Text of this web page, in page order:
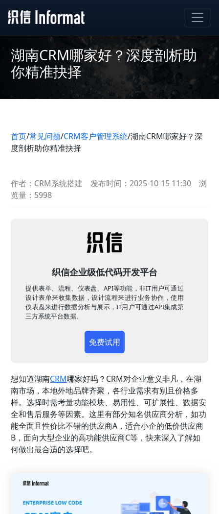
湖南CRM哪家好？深度剖析助
你精准抉择
首页/常见问题/CRM客户管理系统/湖南CRM哪家好？深
度剖析助你精准抉择
作者：CRM系统搭建 发布时间：2025-10-15 11:30
浏
览量：5998
织信企业级低代码开发平台
提供表单、流程、仪表盘、API等功能，非IT用户可通过
设计表单来收集数据，设计流程来进行业务协作，使用
仪表盘来进行数据分析与展示，IT用户可通过API集成第
三方系统平台数据。
免费试用
想知道湖南CRM哪家好吗？CRM对企业意义非凡，在湖
南市场，本地外地品牌齐聚，各行业需求有别且价格多
样。选择时需考量功能模块、易用性、可扩展性、数据安
全和售后服务等因素。这里有部分知名供应商分析，如功
能全面且性价比不错的供应商A，适合小企的低价供应商
B，面向大型企业的高功能供应商C等，快来深入了解如
何做出最合适的选择吧。